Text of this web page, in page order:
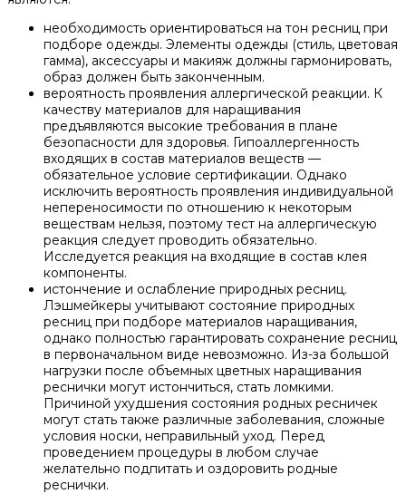
необходимость ориентироваться на тон ресниц при
подборе одежды. Элементы одежды (стиль, цветовая
гамма), аксессуары и макияж должны гармонировать,
образ должен быть законченным.
вероятность проявления аллергической реакции. К
качеству материалов для наращивания
предъявляются высокие требования в плане
безопасности для здоровья. Гипоаллергенность
входящих в состав материалов веществ —
обязательное условие сертификации. Однако
исключить вероятность проявления индивидуальной
непереносимости по отношению к некоторым
веществам нельзя, поэтому тест на аллергическую
реакция следует проводить обязательно.
Исследуется реакция на входящие в состав клея
компоненты.
истончение и ослабление природных ресниц.
Лэшмейкеры учитывают состояние природных
ресниц при подборе материалов наращивания,
однако полностью гарантировать сохранение ресниц
в первоначальном виде невозможно. Из-за большой
нагрузки после объемных цветных наращивания
реснички могут истончиться, стать ломкими.
Причиной ухудшения состояния родных ресничек
могут стать также различные заболевания, сложные
условия носки, неправильный уход. Перед
проведением процедуры в любом случае
желательно подпитать и оздоровить родные
реснички.